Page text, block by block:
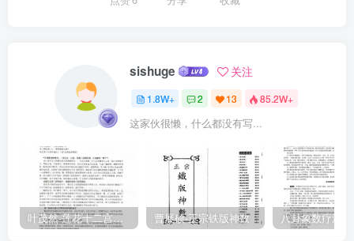
（其草名赤须，今呼为虎须草是，用煮砂即生火验)，水留金鼎。水中
生火，非KT髓而莫能（海中有兽，名曰KT,以髓入在油中，其油粘
水，水中火生，不可救之。用酒喷之即。勿于屋下收)：长齿生牙，赖
雄鼠之骨末（其齿若折，年多不生者，取雄鼠脊骨作末，揩折处，齿
立生如故）。发眉堕落，涂半夏而立生（眉发堕落者，以生半夏茎炼
之取涎，涂发落处立生）：目辟眼KT,(有五花而自正。五加皮是也。
其叶有雄雌，三叶为雄，五叶为雌雕，须使五叶者，作末酒浸饮之，
sishuge 关注
1.8W+ 2 13 85.2W+
这家伙很懒，什么都没有写...
叶茂然-莲花十二宫佛家奇门面授及答疑 曹展硕-正宗铁版神数